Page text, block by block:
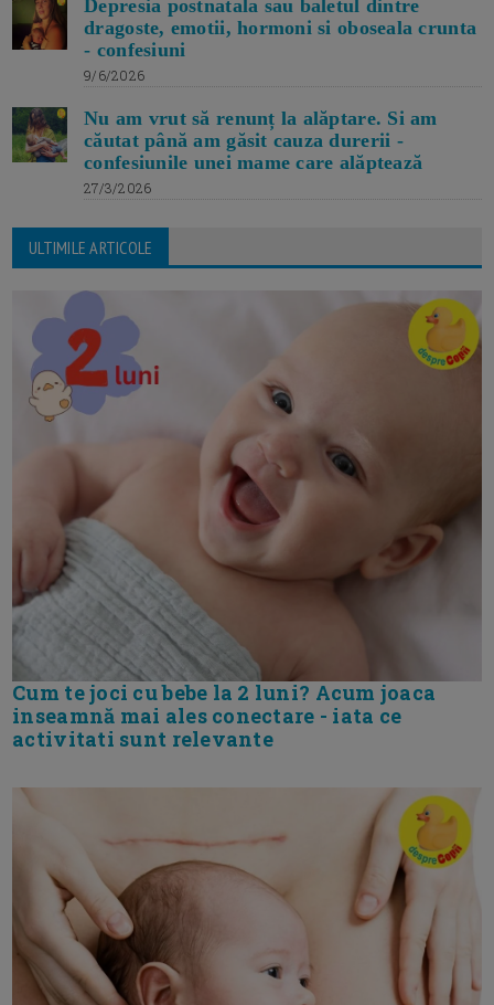
Depresia postnatala sau baletul dintre
dragoste, emotii, hormoni si oboseala crunta
- confesiuni
9/6/2026
Nu am vrut să renunț la alăptare. Si am
căutat până am găsit cauza durerii -
confesiunile unei mame care alăptează
27/3/2026
ULTIMILE ARTICOLE
Cum te joci cu bebe la 2 luni? Acum joaca
inseamnă mai ales conectare - iata ce
activitati sunt relevante